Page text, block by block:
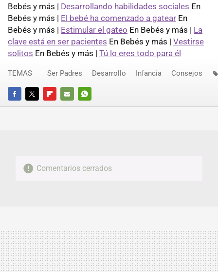
Bebés y más | Desarrollando habilidades sociales En
Bebés y más | El bebé ha comenzado a gatear En
Bebés y más | Estimular el gateo En Bebés y más | La
clave está en ser pacientes En Bebés y más | Vestirse
solitos En Bebés y más | Tú lo eres todo para él
FACEBOOKTWITTERFLIPBOARD
E-
WHATSAPP
TEMAS Ser Padres Desarrollo Infancia Consejos
Comentarios cerrados